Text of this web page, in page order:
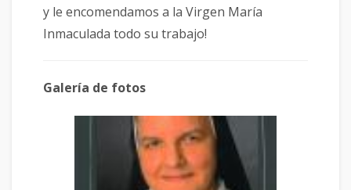
y le encomendamos a la Virgen María
Inmaculada todo su trabajo!
Galería de fotos